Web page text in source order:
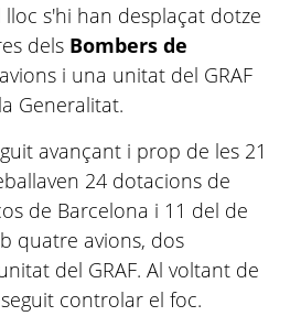
s'hi han desplaçat dotze
dels Bombers de
i una unitat del GRAF
Generalitat.
avançant i prop de les 21
24 dotacions de
de Barcelona i 11 del de
quatre avions, dos
del GRAF. Al voltant de
controlar el foc.